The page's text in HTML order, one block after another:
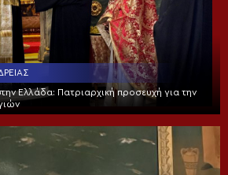
Ελλάδα: Πατριαρχική προσευχή για την